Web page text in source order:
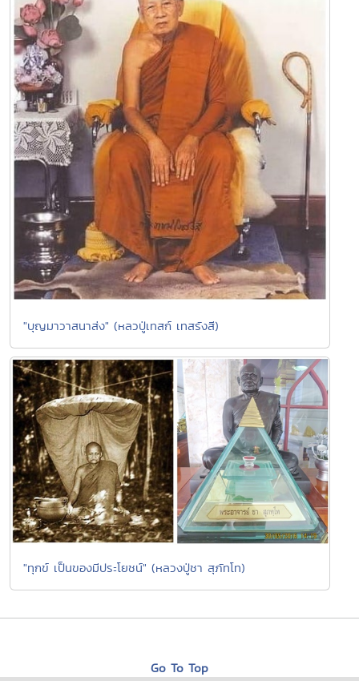
"บุญมาวาสนาส่ง" (หลวปู่เทสก์ เทสรังสี)
"ทุกข์ เป็นของมีประโยชน์" (หลวงปู่ชา สุภัทโท)
Go To Top